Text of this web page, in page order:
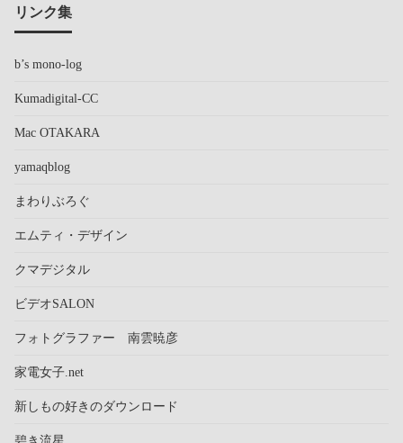
リンク集
b’s mono-log
Kumadigital-CC
Mac OTAKARA
yamaqblog
まわりぶろぐ
エムティ・デザイン
クマデジタル
ビデオSALON
フォトグラファー 南雲暁彦
家電女子.net
新しもの好きのダウンロード
碧き流星